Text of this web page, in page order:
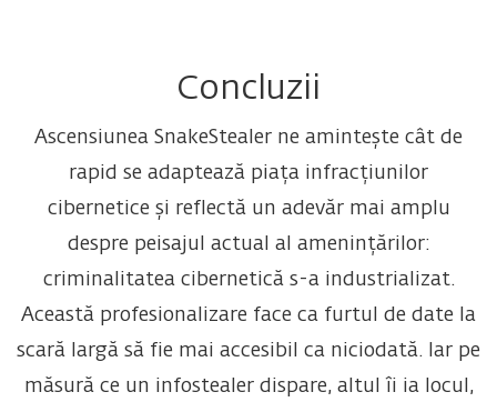
Concluzii
Ascensiunea SnakeStealer ne amintește cât de
rapid se adaptează piața infracțiunilor
cibernetice și reflectă un adevăr mai amplu
despre peisajul actual al amenințărilor:
criminalitatea cibernetică s-a industrializat.
Această profesionalizare face ca furtul de date la
scară largă să fie mai accesibil ca niciodată. Iar pe
măsură ce un infostealer dispare, altul îi ia locul,